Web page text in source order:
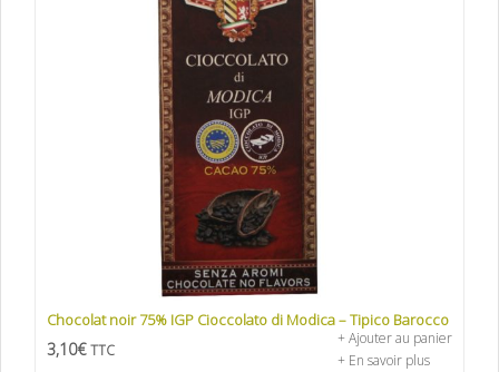
Chocolat noir 75% IGP Cioccolato di Modica – Tipico Barocco
3,10€ TTC
+ Ajouter au panier
+ En savoir plus